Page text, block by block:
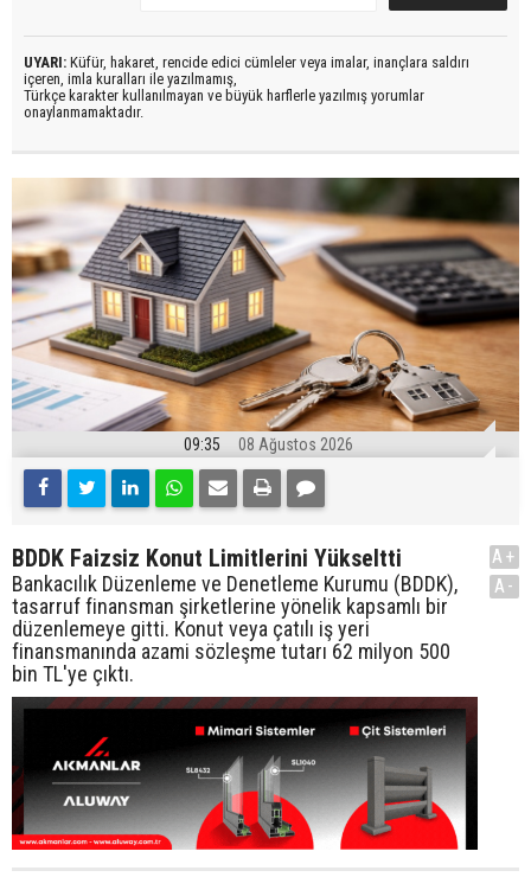
UYARI: Küfür, hakaret, rencide edici cümleler veya imalar, inançlara saldırı
içeren, imla kuralları ile yazılmamış,
Türkçe karakter kullanılmayan ve büyük harflerle yazılmış yorumlar
onaylanmamaktadır.
09:35 08 Ağustos 2026
BDDK Faizsiz Konut Limitlerini Yükseltti
Bankacılık Düzenleme ve Denetleme Kurumu (BDDK),
tasarruf finansman şirketlerine yönelik kapsamlı bir
düzenlemeye gitti. Konut veya çatılı iş yeri
finansmanında azami sözleşme tutarı 62 milyon 500
bin TL'ye çıktı.
A+
A-